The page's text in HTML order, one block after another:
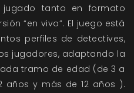
tanto en formato
“en vivo”. El juego está
perfiles de detectives,
jugadores, adaptando la
tramo de edad (de 3 a
años y más de 12 años ).